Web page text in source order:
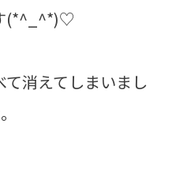
(*^_^*)♡
消えてしまいまし